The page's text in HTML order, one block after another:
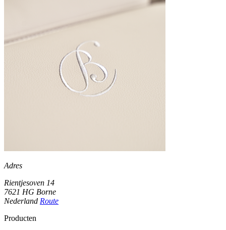
Adres
Rientjesoven 14
7621 HG Borne
Nederland Route
Producten